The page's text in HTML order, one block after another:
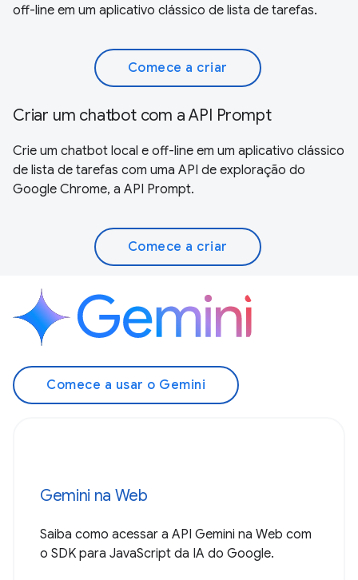
off-line em um aplicativo clássico de lista de tarefas.
Comece a criar
Criar um chatbot com a API Prompt
Crie um chatbot local e off-line em um aplicativo clássico
de lista de tarefas com uma API de exploração do
Google Chrome, a API Prompt.
Comece a criar
Comece a usar o Gemini
Gemini na Web
Saiba como acessar a API Gemini na Web com
o SDK para JavaScript da IA do Google.